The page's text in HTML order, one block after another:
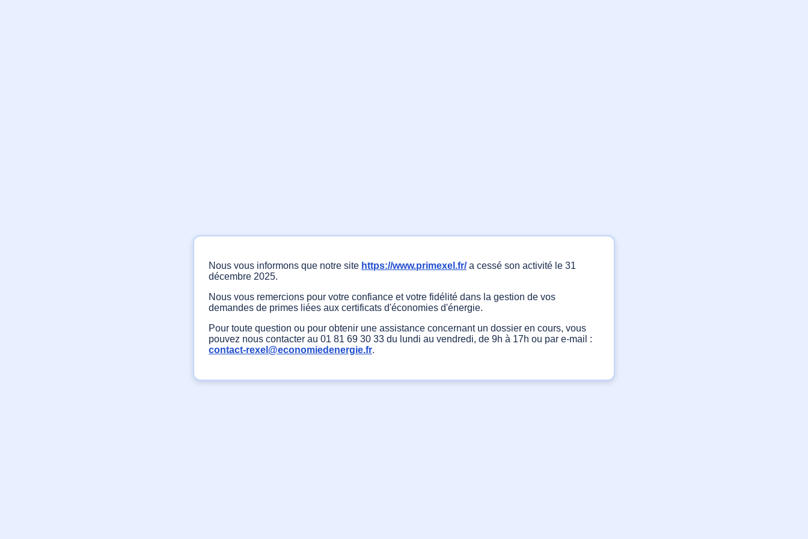
Nous vous informons que notre site https://www.primexel.fr/a cessé son activité le 31
décembre 2025.
Nous vous remercions pour votre confiance et votre fidélité dans la gestion de vos
demandes de primes liées aux certificats d'économies d'énergie.
Pour toute question ou pour obtenir une assistance concernant un dossier en cours, vous
pouvez nous contacter au 01 81 69 30 33 du lundi au vendredi, de 9h à 17h ou par e-mail :
contact-rexel@economiedenergie.fr.